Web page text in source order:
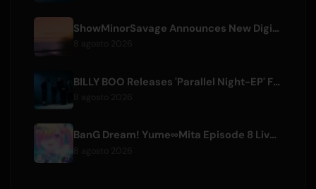
ShowMinorSavage Announces New Digital Single 'Gradation'
BILLY BOO Releases 'Parallel Night-EP' Featuring TV Drama Theme Song
BanG Dream! Yume∞Mita Episode 8 Live Clip Released